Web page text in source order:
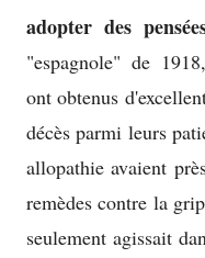
adopter des
"espagnole" de
ont obtenus
décès parmi leurs
allopathie avaient
remèdes contre la
seulement agissait